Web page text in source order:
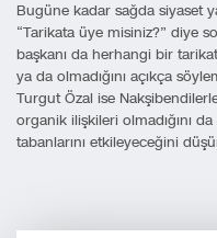
Bugüne kadar sağda siyaset
“Tarikata üye misiniz?” diye
başkanı da herhangi bir
ya da olmadığını açıkça
Turgut Özal ise
organik ilişkileri olmadığını
tabanlarını etkileyeceğini